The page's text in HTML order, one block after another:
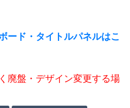
ード・タイトルパネルはこ
廃盤・デザイン変更する場